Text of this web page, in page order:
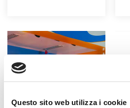
Questo sito web utilizza i cookie